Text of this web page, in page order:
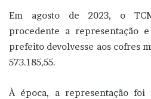
Em agosto de 2023, o
procedente a representação
prefeito devolvesse aos cofres
573.185,55.
À época, a representação